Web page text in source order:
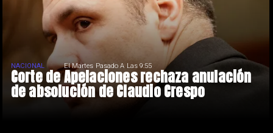
Corte de Apelaciones rechaza anulación
de absolución de Claudio Crespo
NACIONAL El Martes Pasado A Las 9:55